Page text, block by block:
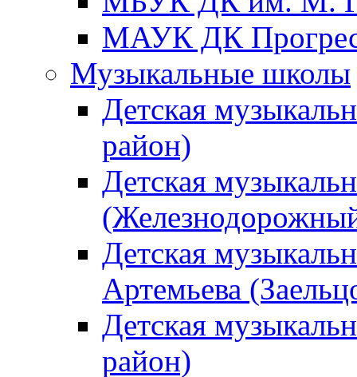
МАУК ДК
Музыкальные школы
Детская
район)
Детская
Детская
Артемьева
Детская
район)